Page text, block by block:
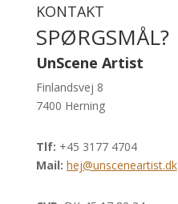
KONTAKT
SPØRGSMÅL?
UnScene Artist
Finlandsvej 8
7400 Herning
Tlf: +45 3177 4704
Mail: hej@unsceneartist.dk